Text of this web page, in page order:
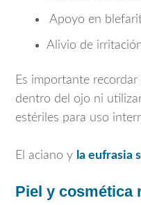
Apoyo en
Alivio de
Es importante
dentro del ojo ni
estériles para uso
El aciano y la eufrasia
Piel y cosmética